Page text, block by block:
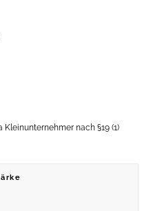
nach §19 (1)